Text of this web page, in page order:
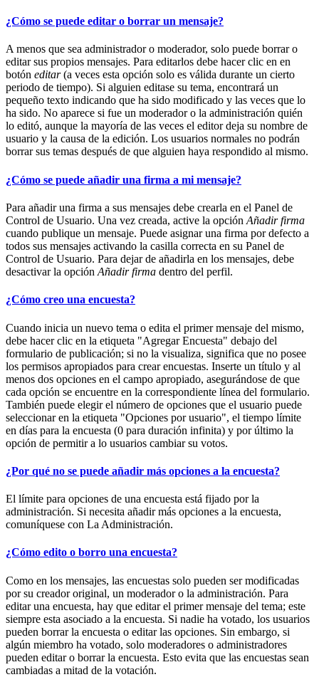
¿Cómo se puede editar o borrar un mensaje?
A menos que sea administrador o moderador, solo puede borrar o
editar sus propios mensajes. Para editarlos debe hacer clic en en
botón editar(a veces esta opción solo es válida durante un cierto
periodo de tiempo). Si alguien editase su tema, encontrará un
pequeño texto indicando que ha sido modificado y las veces que lo
ha sido. No aparece si fue un moderador o la administración quién
lo editó, aunque la mayoría de las veces el editor deja su nombre de
usuario y la causa de la edición. Los usuarios normales no podrán
borrar sus temas después de que alguien haya respondido al mismo.
¿Cómo se puede añadir una firma a mi mensaje?
Para añadir una firma a sus mensajes debe crearla en el Panel de
Control de Usuario. Una vez creada, active la opción Añadir firma
cuando publique un mensaje. Puede asignar una firma por defecto a
todos sus mensajes activando la casilla correcta en su Panel de
Control de Usuario. Para dejar de añadirla en los mensajes, debe
desactivar la opción Añadir firma dentro del perfil.
¿Cómo creo una encuesta?
Cuando inicia un nuevo tema o edita el primer mensaje del mismo,
debe hacer clic en la etiqueta "Agregar Encuesta" debajo del
formulario de publicación; si no la visualiza, significa que no posee
los permisos apropiados para crear encuestas. Inserte un título y al
menos dos opciones en el campo apropiado, asegurándose de que
cada opción se encuentre en la correspondiente línea del formulario.
También puede elegir el número de opciones que el usuario puede
seleccionar en la etiqueta "Opciones por usuario", el tiempo límite
en días para la encuesta (0 para duración infinita) y por último la
opción de permitir a lo usuarios cambiar su votos.
¿Por qué no se puede añadir más opciones a la encuesta?
El límite para opciones de una encuesta está fijado por la
administración. Si necesita añadir más opciones a la encuesta,
comuníquese con La Administración.
¿Cómo edito o borro una encuesta?
Como en los mensajes, las encuestas solo pueden ser modificadas
por su creador original, un moderador o la administración. Para
editar una encuesta, hay que editar el primer mensaje del tema; este
siempre esta asociado a la encuesta. Si nadie ha votado, los usuarios
pueden borrar la encuesta o editar las opciones. Sin embargo, si
algún miembro ha votado, solo moderadores o administradores
pueden editar o borrar la encuesta. Esto evita que las encuestas sean
cambiadas a mitad de la votación.